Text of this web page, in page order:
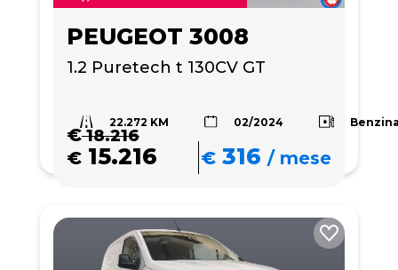
PEUGEOT 3008
1.2 Puretech t 130CV GT
22.272 KM 02/2024
€18.216
€ 15.216 € 316 /mese